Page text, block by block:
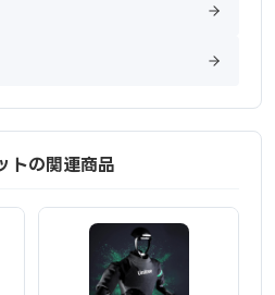
トの関連商品